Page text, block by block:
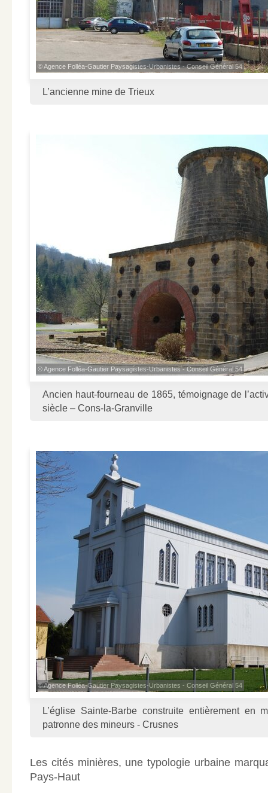
© Agence Folléa-Gautier Paysagistes-Urbanistes - Conseil Général 54
L’ancienne mine de Trieux
© Agence Folléa-Gautier Paysagistes-Urbanistes - Conseil Général 54
Ancien haut-fourneau de 1865, témoignage de
siècle – Cons-la-Granville
© Agence Folléa-Gautier Paysagistes-Urbanistes - Conseil Général 54
L’église Sainte-Barbe construite entièrement
patronne des mineurs - Crusnes
Les cités minières, une typologie urbaine
Pays-Haut